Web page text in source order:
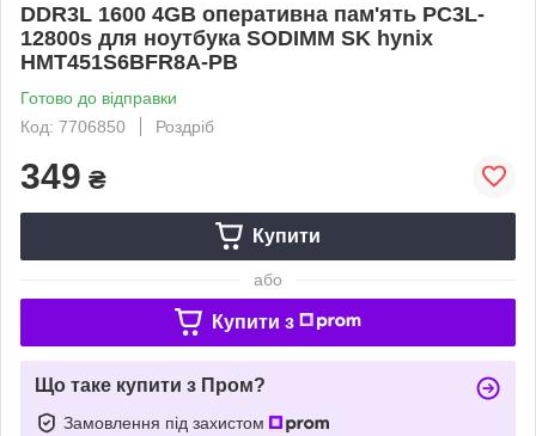
DDR3L 1600 4GB оперативна пам'ять PC3L-
12800s для ноутбука SODIMM SK hynix
HMT451S6BFR8A-PB
Готово до відправки
Код: 7706850
Роздріб
349 ₴
Купити
або
Купити з
Що таке купити з Пром?
Замовлення під захистом